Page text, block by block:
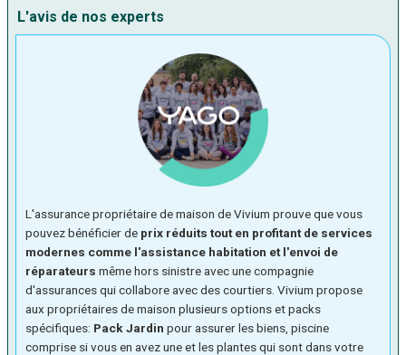
L'avis de nos experts
L'assurance propriétaire de maison de Vivium prouve que vous
pouvez bénéficier de prix réduits tout en profitant de services
modernes comme l'assistance habitation et l'envoi de
réparateurs même hors sinistre avec une compagnie
d'assurances qui collabore avec des courtiers. Vivium propose
aux propriétaires de maison plusieurs options et packs
spécifiques: Pack Jardin pour assurer les biens, piscine
comprise si vous en avez une et les plantes qui sont dans votre